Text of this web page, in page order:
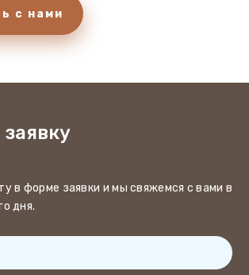
с нами
в форме заявки и мы свяжемся с вами в
дня.